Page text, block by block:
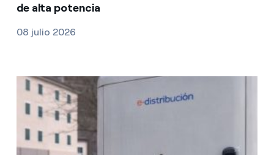
de alta potencia
08 julio 2026